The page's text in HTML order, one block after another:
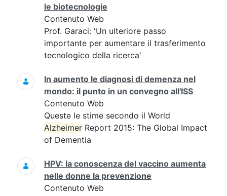
le biotecnologie
Contenuto Web
Prof. Garaci: 'Un ulteriore passo
importante per aumentare il trasferimento
tecnologico della ricerca'
In aumento le diagnosi di demenza nel
mondo: il punto in un convegno all'ISS
Contenuto Web
Queste le stime secondo il World
Alzheimer Report 2015: The Global Impact
of Dementia
HPV: la conoscenza del vaccino aumenta
nelle donne la prevenzione
Contenuto Web